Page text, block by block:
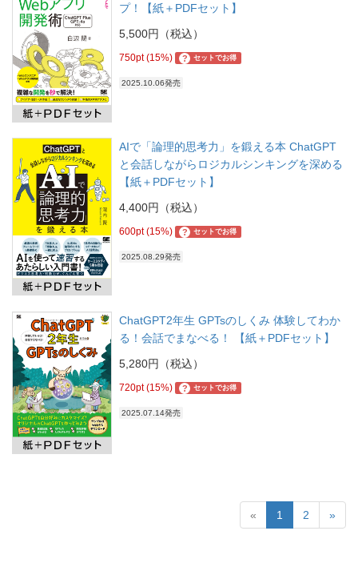
プ！【紙＋PDFセット】
5,500円（税込）
750pt (15%) ? セットでお得
2025.10.06発売
AIで「論理的思考力」を鍛える本 ChatGPT
と会話しながらロジカルシンキングを深める
【紙＋PDFセット】
4,400円（税込）
600pt (15%) ? セットでお得
2025.08.29発売
ChatGPT2年生 GPTsのしくみ 体験してわか
る！会話でまなべる！ 【紙＋PDFセット】
5,280円（税込）
720pt (15%) ? セットでお得
2025.07.14発売
« 1 2 »